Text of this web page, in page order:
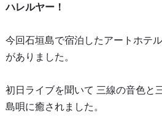
ハレルヤー！
今回石垣島で宿泊したアートホテ
がありました。
初日ライブを聞いて 三線の音色と
島唄に癒されました。